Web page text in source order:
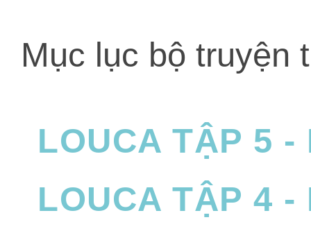
Mục lục bộ truyện
LOUCA TẬP 5
LOUCA TẬP 4 -